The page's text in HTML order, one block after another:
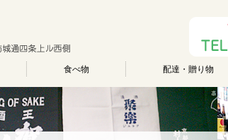
食べ物 配達・贈り物